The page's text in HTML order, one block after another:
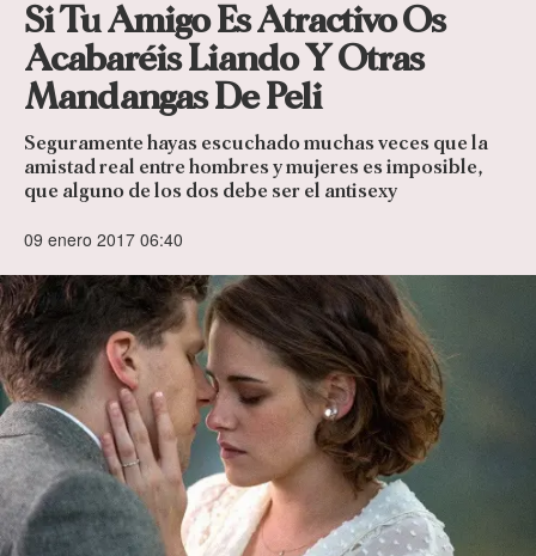
Si Tu Amigo Es Atractivo Os
Acabaréis Liando Y Otras
Mandangas De Peli
Seguramente hayas escuchado muchas veces que la
amistad real entre hombres y mujeres es imposible,
que alguno de los dos debe ser el antisexy
09 enero 2017 06:40